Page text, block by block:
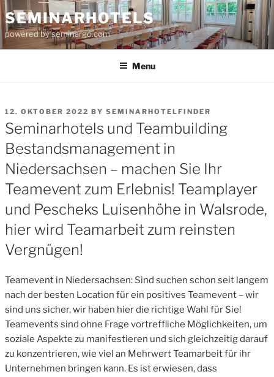
Skip
to
content
SEMINARHOTELS
powered by seminargo.com
Menu
POSTED
ON
12. OKTOBER 2022 BY SEMINARHOTELFINDER
Seminarhotels und Teambuilding
Bestandsmanagement in
Niedersachsen – machen Sie Ihr
Teamevent zum Erlebnis! Teamplayer
und Pescheks Luisenhöhe in Walsrode,
hier wird Teamarbeit zum reinsten
Vergnügen!
Teamevent in Niedersachsen: Sind suchen schon seit langem
nach der besten Location für ein positives Teamevent – wir
sind uns sicher, wir haben hier die richtige Wahl für Sie!
Teamevents sind ohne Frage vortreffliche Möglichkeiten, um
soziale Aspekte zu manifestieren und sich gleichzeitig darauf
zu konzentrieren, wie viel an Mehrwert Teamarbeit für ihr
Unternehmen bringen kann. Es ist erwiesen, dass